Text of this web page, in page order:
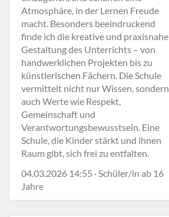
Atmosphäre, in der Lernen Freude
macht. Besonders beeindruckend
finde ich die kreative und praxisnahe
Gestaltung des Unterrichts – von
handwerklichen Projekten bis zu
künstlerischen Fächern. Die Schule
vermittelt nicht nur Wissen, sondern
auch Werte wie Respekt,
Gemeinschaft und
Verantwortungsbewusstsein. Eine
Schule, die Kinder stärkt und ihnen
Raum gibt, sich frei zu entfalten.
04.03.2026 14:55 · Schüler/in ab 16
Jahre